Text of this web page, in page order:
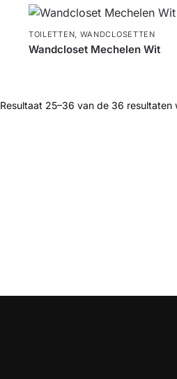
TOILETTEN, WANDCLOSETTEN
Wandcloset Mechelen Wit
Resultaat 25–36 van de 36 resultaten